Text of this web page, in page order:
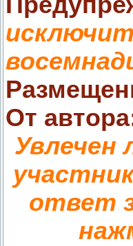
От
Увлечен
ответ